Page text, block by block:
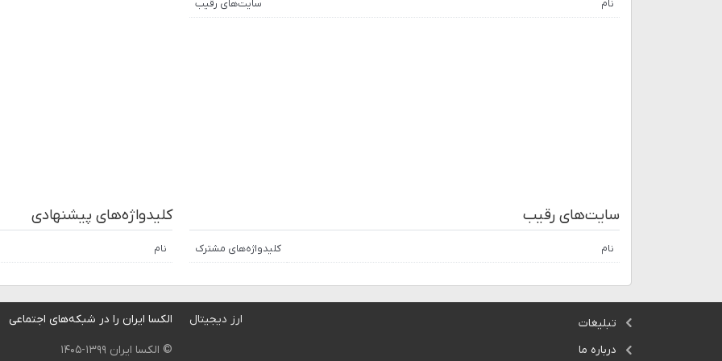
نام سایت‌های رقیب
سایت‌های رقیب
نام کلیدواژه‌های مشترک
کلیدواژه‌های پیشنهادی
نام
ارز دیجیتال
تبلیغات
درباره ما
الکسا ایران را در شبکه‌های اجتماعی
© الکسا ایران ۱۳۹۹-۱۴۰۵